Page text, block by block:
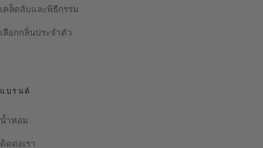
เคล็ดลับและพิธีกรรม
เลือกกลิ่นประจำตัว
แบรนด์
น้ำหอม
ติดต่อเรา